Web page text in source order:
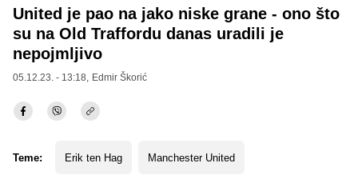
United je pao na jako niske grane - ono što
su na Old Traffordu danas uradili je
nepojmljivo
05.12.23. - 13:18, Edmir Škorić
Teme: Erik ten Hag Manchester United